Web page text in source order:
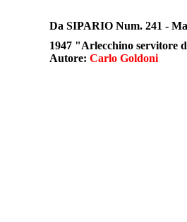
Da SIPARIO Num. 241 -
1947 "Arlecchino servitore
Autore: Carlo Goldoni